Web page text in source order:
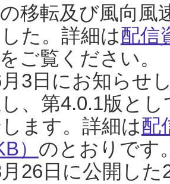
移転及び風向風
た。詳細は配信
をご覧ください。
3日にお知らせ
、第4.0.1版と
ます。詳細は配
） のとおりです
26日に公開し